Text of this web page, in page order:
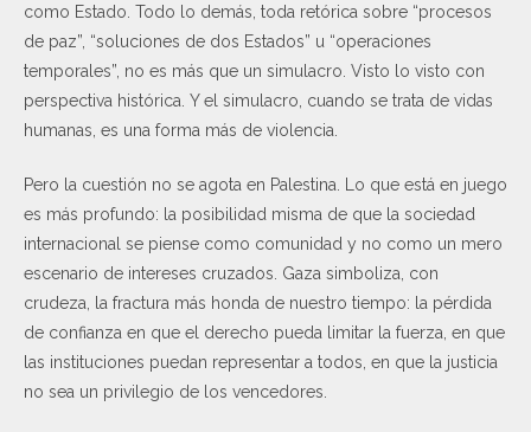
como Estado. Todo lo demás, toda retórica sobre “procesos
de paz”, “soluciones de dos Estados” u “operaciones
temporales”, no es más que un simulacro. Visto lo visto con
perspectiva histórica. Y el simulacro, cuando se trata de vidas
humanas, es una forma más de violencia.
Pero la cuestión no se agota en Palestina. Lo que está en juego
es más profundo: la posibilidad misma de que la sociedad
internacional se piense como comunidad y no como un mero
escenario de intereses cruzados. Gaza simboliza, con
crudeza, la fractura más honda de nuestro tiempo: la pérdida
de confianza en que el derecho pueda limitar la fuerza, en que
las instituciones puedan representar a todos, en que la justicia
no sea un privilegio de los vencedores.